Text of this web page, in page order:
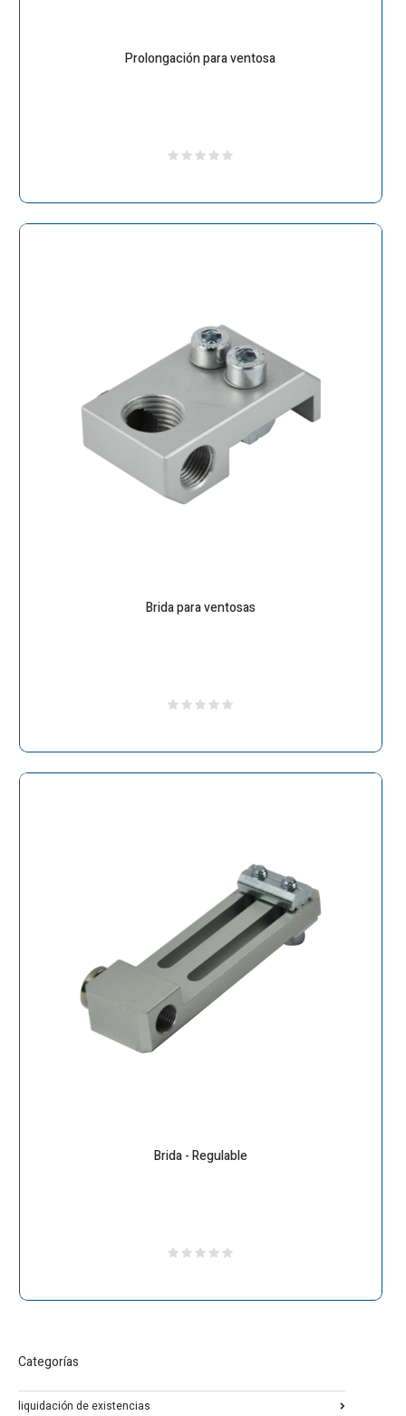
Prolongación para ventosa
Brida para ventosas
Brida - Regulable
Categorías
liquidación de existencias